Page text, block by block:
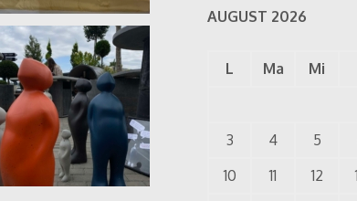
AUGUST 2026
L Ma Mi
3
4 5
10
11 12